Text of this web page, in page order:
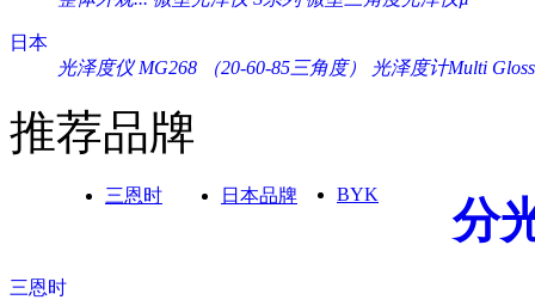
日本
光泽度仪 MG268 （20-60-85三角度）
光泽度计Multi
推荐品牌
三恩时 日本品牌 BYK 分
三恩时